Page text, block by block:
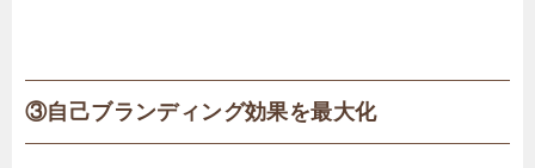
③自己ブランディング効果を最大化